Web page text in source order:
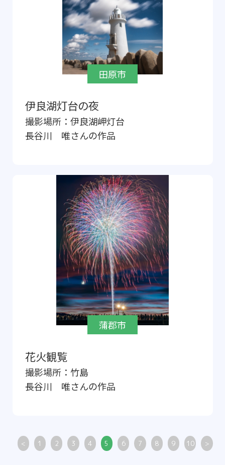
田原市
伊良湖灯台の夜
撮影場所： 伊良湖岬灯台
長谷川 唯さんの作品
蒲郡市
花火観覧
撮影場所： 竹島
長谷川 唯さんの作品
< 1 2 3 4 5 6 7 8 9 10 >